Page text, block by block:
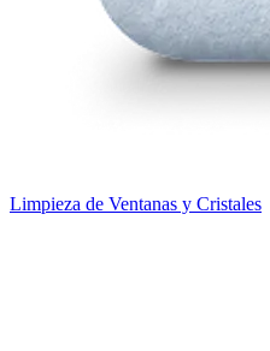
Limpieza de Ventanas y Cristales